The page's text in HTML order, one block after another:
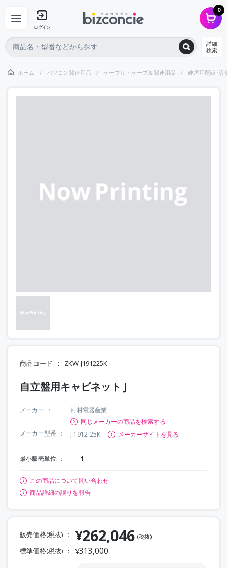
ログイン
0
詳細
検索
ホーム パソコン関連用品 ケーブル・ケーブル関連用品 建屋用配線･設
商品コード ZKW-J191225K
自立盤用キャビネット J
メーカー
河村電器産業
同じメーカーの商品を検索する
メーカー型番
J 1912-25K メーカーサイトを見る
最小販売単位 1
この商品について問い合わせ
商品詳細の誤りを報告
販売価格(税抜) ¥262,046 (税抜)
標準価格(税抜) ¥313,000